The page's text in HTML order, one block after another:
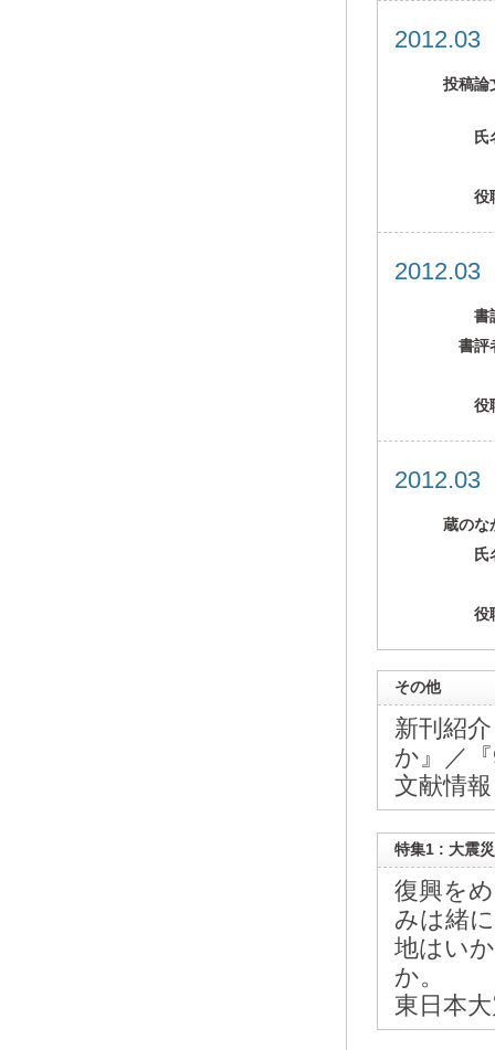
投稿論
氏
役
書
書評
役
蔵のな
氏
役
その他
新刊紹
か』／
文献情
特集1 : 大震
復興を
みは緒
地はい
か。
東日本